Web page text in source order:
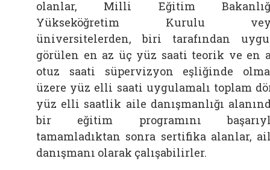
olanlar, Milli Eğitim
Yükseköğretim Kurulu
üniversitelerden, biri tarafından
görülen en az üç yüz saati teorik ve en
otuz saati süpervizyon eşliğinde
üzere yüz elli saati uygulamalı toplam
yüz elli saatlik aile danışmanlığı
bir eğitim programını
tamamladıktan sonra sertifika alanlar,
danışmanı olarak çalışabilirler.